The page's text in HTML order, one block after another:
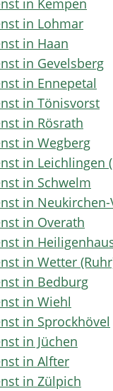
in Kempen
in Lohmar
in Haan
in Gevelsberg
in Ennepetal
in Tönisvorst
in Rösrath
in Wegberg
in Leichlingen
in Schwelm
in Neukirchen-
in Overath
in
in Wetter
in Bedburg
in Wiehl
in Sprockhövel
in Jüchen
in Alfter
in Zülpich